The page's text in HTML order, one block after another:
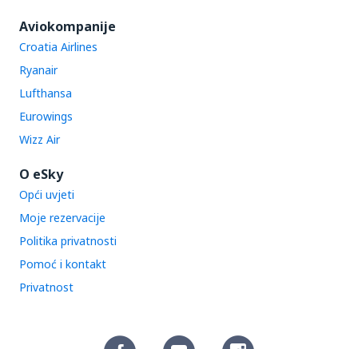
Aviokompanije
Croatia Airlines
Ryanair
Lufthansa
Eurowings
Wizz Air
O eSky
Opći uvjeti
Moje rezervacije
Politika privatnosti
Pomoć i kontakt
Privatnost